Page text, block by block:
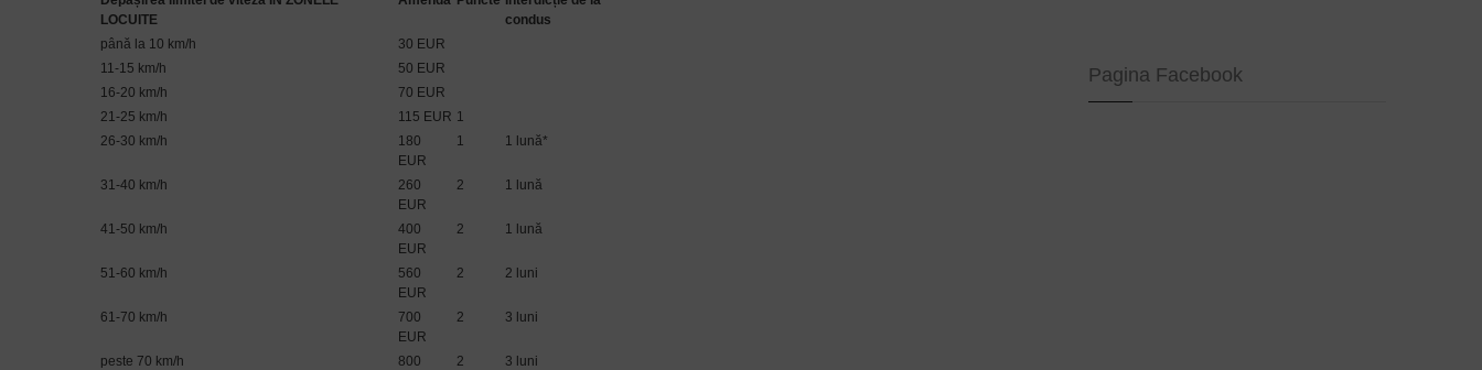
LOCUITE
condus
până la 10 km/h
30 EUR
11-15 km/h
50 EUR
16-20 km/h
70 EUR
21-25 km/h
115 EUR 1
26-30 km/h
180
EUR
1 1 lună*
31-40 km/h
260
EUR
2 1 lună
41-50 km/h
400
EUR
2 1 lună
51-60 km/h
560
EUR
2 2 luni
61-70 km/h
700
EUR
2 3 luni
peste 70 km/h
800
2 3 luni
Pagina Facebook